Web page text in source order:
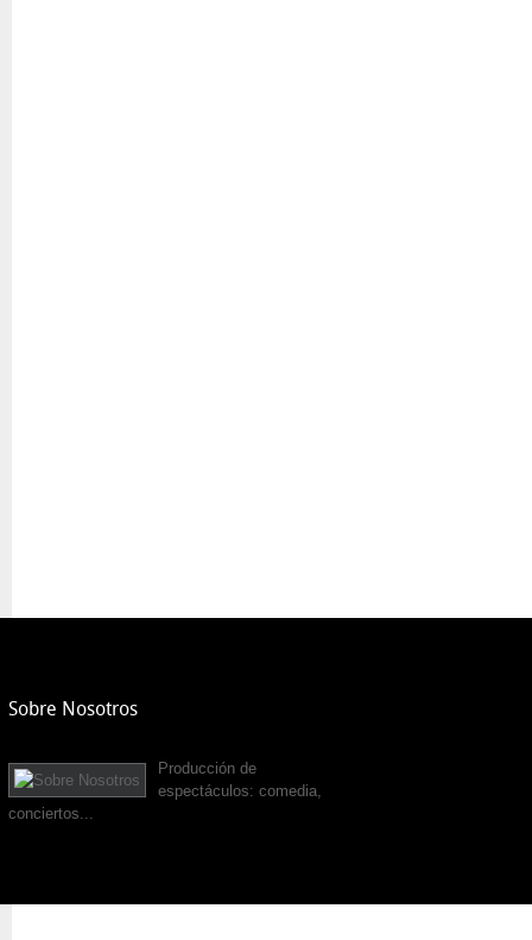
Sobre Nosotros
Producción de
espectáculos: comedia,
conciertos...